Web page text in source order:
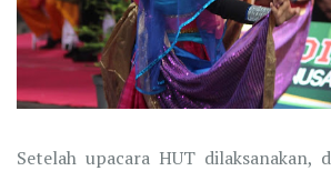
Setelah upacara HUT dilaksanakan,